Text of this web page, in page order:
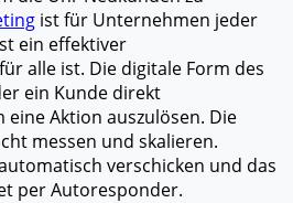
ist für Unternehmen jeder
ein effektiver
alle ist. Die digitale Form des
ein Kunde direkt
Aktion auszulösen. Die
messen und skalieren.
verschicken und das
per Autoresponder.